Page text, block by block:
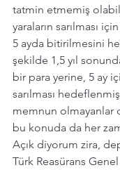
tatmin etmemiş
yaraların sarılması
5 ayda bitirilmesini
şekilde 1,5 yıl
bir para yerine, 5 ay
sarılması
memnun olmayanlar
bu konuda da her
Açık diyorum zira,
Türk Reasürans